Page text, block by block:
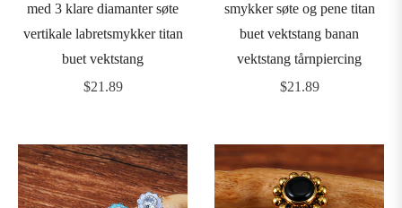
med 3 klare diamanter søte
vertikale labretsmykker titan
buet vektstang
Vanlig
$21.89
smykker søte og pene titan
buet vektstang banan
vektstang tårnpiercing
Vanlig
$21.89